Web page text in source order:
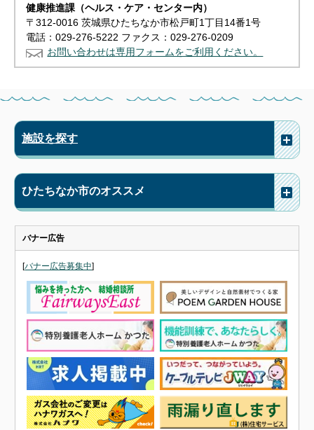
健康推進課（ヘルス・ケア・センター内）
〒312-0016 茨城県ひたちなか市松戸町1丁目14番1号
電話：029-276-5222 ファクス：029-276-0209
お問い合わせは専用フォームをご利用ください。
施設を探す
ひたちなか市のオススメ
バナー広告
[バナー広告募集中]